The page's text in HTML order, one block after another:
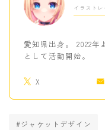
イラスト
愛知県出身。 2022
として活動開始。
X
#ジャケットデザイン